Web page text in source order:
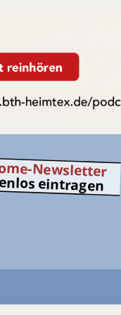
Newsletter
eintragen